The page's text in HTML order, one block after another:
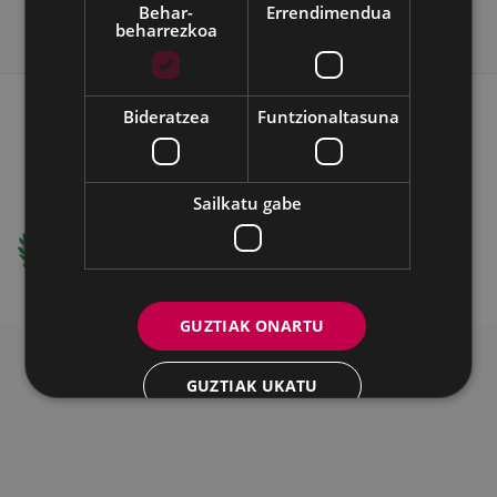
IRISGARRITASUNA
BATZORDEA
LEGE OHARRA
Ego Ibarra Batzordea - Eibarko Udala
Untzaga Plaza - 20600 Eibar
Behar-
beharrezkoa
Errendimendua
Bideratzea Funtzionaltasuna
Sailkatu gabe
GUZTIAK ONARTU
GUZTIAK UKATU